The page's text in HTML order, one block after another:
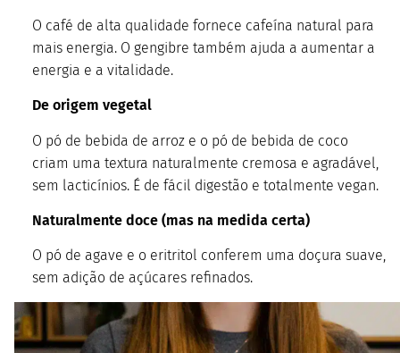
O café de alta qualidade fornece cafeína natural para
mais energia. O gengibre também ajuda a aumentar a
energia e a vitalidade.
De origem vegetal
O pó de bebida de arroz e o pó de bebida de coco
criam uma textura naturalmente cremosa e agradável,
sem lacticínios. É de fácil digestão e totalmente vegan.
Naturalmente doce (mas na medida certa)
O pó de agave e o eritritol conferem uma doçura suave,
sem adição de açúcares refinados.